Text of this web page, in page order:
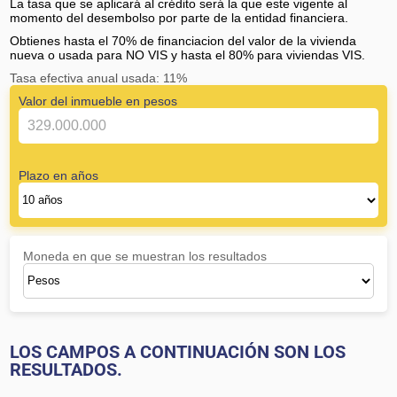
La tasa que se aplicará al crédito será la que este vigente al
momento del desembolso por parte de la entidad financiera.
Obtienes hasta el 70% de financiacion del valor de la vivienda
nueva o usada para NO VIS y hasta el 80% para viviendas VIS.
Tasa efectiva anual usada: 11%
Valor del inmueble en pesos
Plazo en años
Moneda en que se muestran los resultados
LOS CAMPOS A CONTINUACIÓN SON LOS
RESULTADOS.